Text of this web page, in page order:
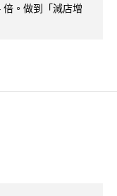
。做到「減店增